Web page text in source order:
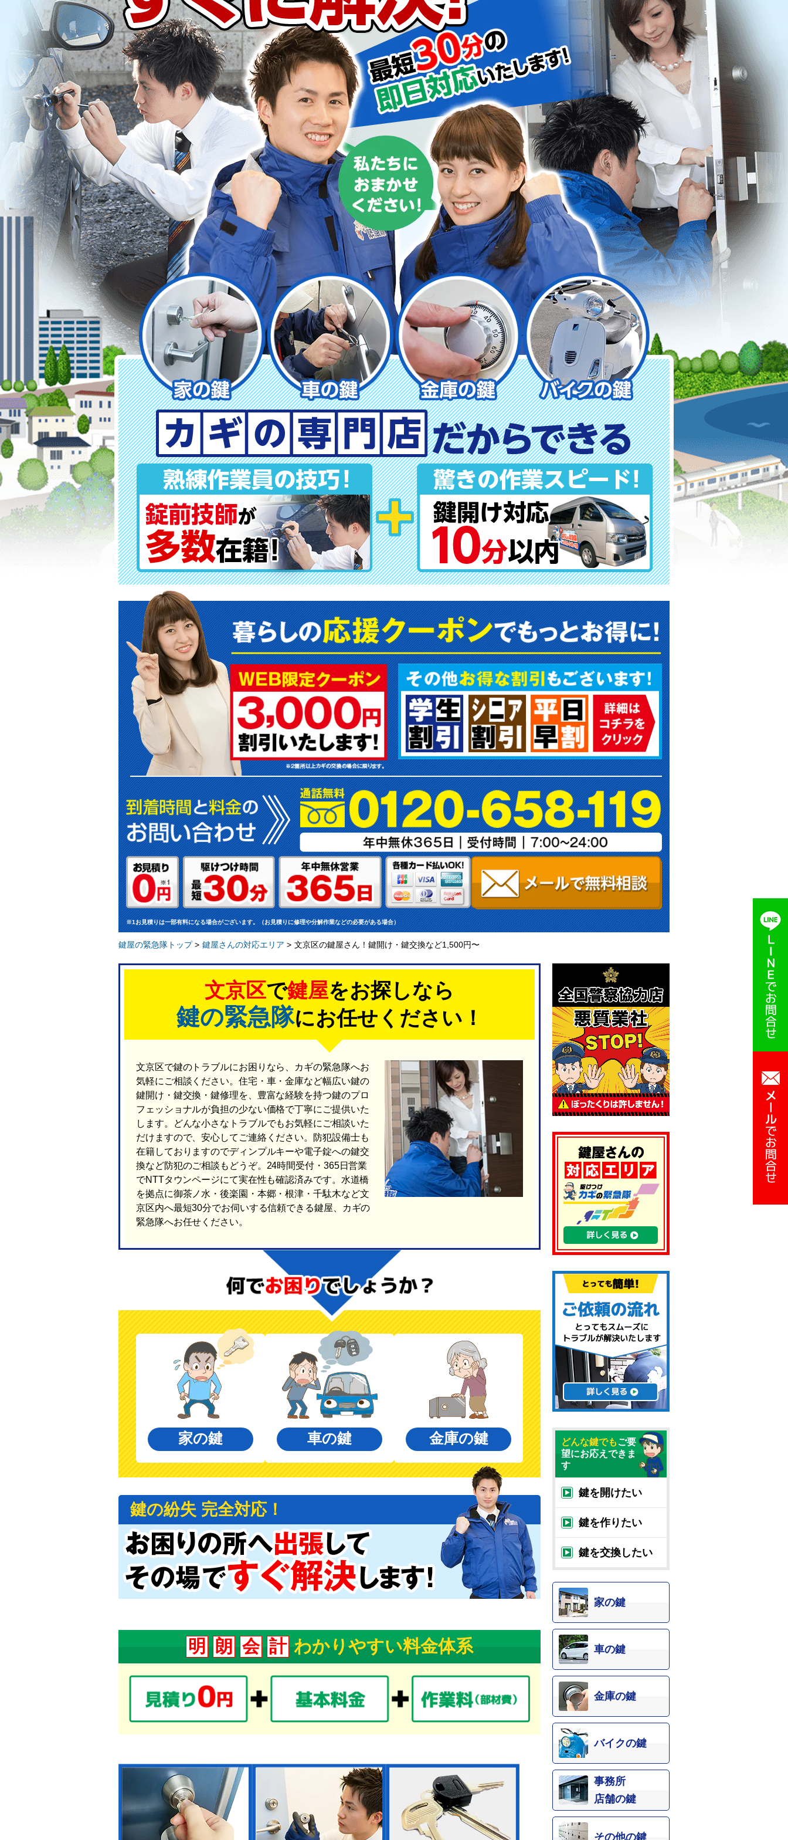
※1お見積りは一部有料になる場合がございます。（お見積りに修理や分解作業などの必要がある場合）
鍵屋の緊急隊トップ> 鍵屋さんの対応エリア > 文京区の鍵屋さん！鍵開け・鍵交換など1,500円〜
文京区で鍵屋をお探しなら
鍵の緊急隊にお任せください！
文京区で鍵のトラブルにお困りなら、カギの緊急隊へお
気軽にご相談ください。住宅・車・金庫など幅広い鍵の
鍵開け・鍵交換・鍵修理を、豊富な経験を持つ鍵のプロ
フェッショナルが負担の少ない価格で丁寧にご提供いた
します。どんな小さなトラブルでもお気軽にご相談いた
だけますので、安心してご連絡ください。防犯設備士も
在籍しておりますのでディンプルキーや電子錠への鍵交
換など防犯のご相談もどうぞ。24時間受付・365日営業
でNTTタウンページにて実在性も確認済みです。水道橋
を拠点に御茶ノ水・後楽園・本郷・根津・千駄木など文
京区内へ最短30分でお伺いする信頼できる鍵屋、カギの
緊急隊へお任せください。
家の鍵 車の鍵 金庫の鍵
鍵の紛失 完全対応！
明 朗 会 計 わかりやすい料金体系
どんな鍵でもご要
望にお応えできま
す
鍵を開けたい
鍵を作りたい
鍵を交換したい
家の鍵
車の鍵
金庫の鍵
バイクの鍵
事務所
店舗の鍵
その他の鍵